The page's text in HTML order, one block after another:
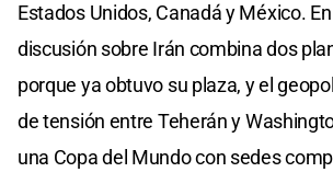
Estados Unidos, Canadá y México.
discusión sobre Irán combina dos
porque ya obtuvo su plaza, y el
de tensión entre Teherán y
una Copa del Mundo con sedes